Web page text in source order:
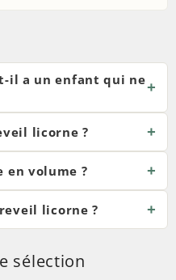
il a un enfant qui ne
licorne ?
en volume ?
licorne ?
sélection